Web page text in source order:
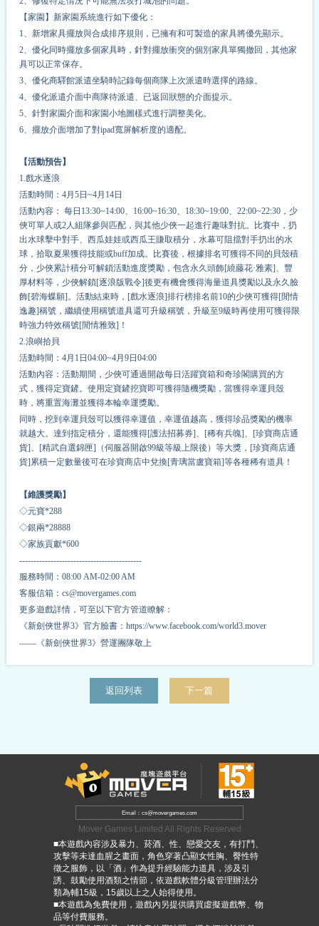
【家園】新家園系統進行如下優化：
1、新增家具擺放與合成排序規則，已擁有和可製造的家具將優先顯示。
2、優化同時擺放多個家具時，針對擺放衝突的個別家具單獨撤回，其他家
具可以正常保存。
3、優化商驛館派遣坐騎時記錄每個商隊上次派遣時選擇的路線。
4、優化派遣介面中商隊待派遣、已返回狀態的介面提示。
5、針對家園介面和家園小地圖樣式進行調整美化。
6、擺放介面增加了對ipad寬屏解析度的適配。
【活動預告】
1.戲水逐浪
活動時間：4月5日~4月14日
活動內容： 每日13:30~14:00、16:00~16:30、18:30~19:00、22:00~22:30，少
俠可單人或2人組隊參與匹配，與其他少俠一起進行趣味對抗。比賽中，扔
出水球擊中對手、西瓜娃娃或西瓜王賺取積分，水幕可阻擋對手扔出的水
球，拾取夏果獲得技能或buff加成。比賽後，根據排名可獲得不同的貝殼積
分，少俠累計積分可解鎖活動進度獎勵，包含永久頭飾[繞藤花·雅素]、豐
厚材料等，少俠解鎖[逐浪版戰令]後更有機會獲得海量道具獎勵以及永久臉
飾[碧海蝶願]。活動結束時，[戲水逐浪]排行榜排名前10的少俠可獲得[閒情
逸趣]稱號，繼續使用稱號道具還可升級稱號，升級至9級時再使用可獲得限
時強力特效稱號[閒情雅致]！
2.浪嶼拾貝
活動時間：4月1日04:00~4月9日04:00
活動內容：活動期間，少俠可通過開啟每日活躍寶箱和奇珍閣購買的方
式，獲得定寶鏟。使用定寶鏟挖寶即可獲得隨機獎勵，當獲得幸運貝殼
時，將重置海灘並獲得本輪幸運獎勵。
同時，挖到幸運貝殼可以獲得幸運值，幸運值越高，獲得珍品獎勵的機率
就越大。達到指定積分，還能獲得[護法招募券]、[稀有兵魄]、[珍寶商店通
貨]、[精武自選錦匣]（伺服器開啟99級等級上限後）等大獎，[珍寶商店通
貨]累積一定數量後可在珍寶商店中兌換[青璃當盧寶箱]等各種稀有道具！
【維護獎勵】
◇元寶*288
◇銀兩*28888
◇家族貢獻*600
-------------------------------------------
服務時間：08:00 AM-02:00 AM
客服信箱：cs@movergames.com
更多遊戲詳情，可至以下官方管道瞭解：
《新劍俠世界3》官方臉書：https://www.facebook.com/world3.mover
——《新劍俠世界3》營運團隊敬上
返回列表 下一篇
Email：cs@movergames.com
Mover Games Limited All Rights Reserved
■本遊戲內容涉及暴力、菸酒、性、戀愛交友，有打鬥、
攻擊等未達血腥之畫面，角色穿著凸顯女性胸、臀性特
徵之服飾，以「酒」作為提升經驗能力道具，涉及引
誘、鼓勵使用酒類之情節，依遊戲軟體分級管理辦法分
類為輔15級，15歲以上之人始得使用。
■本遊戲為免費使用，遊戲內另提供購買虛擬遊戲幣、物
品等付費服務。